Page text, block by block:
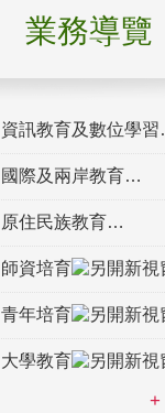
業務導覽
資訊教育及數位學習
國際及兩岸教育
原住民族教育
師資培育
青年培育
大學教育